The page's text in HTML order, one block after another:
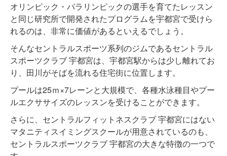
オリンピック・パラリンピックの選手を育てたレッスン
と同じ研究所で開発されたプログラムを宇都宮で受けら
れるのは、非常に価値があるといえるでしょう。
そんなセントラルスポーツ系列のジムであるセントラル
スポーツクラブ 宇都宮は、宇都宮駅からは少し離れてお
り、田川がそばを流れる住宅街に位置します。
プールは25ｍ×7レーンと大規模で、各種水泳種目やプー
ルエクササイズのレッスンを受けることができます。
さらに、セントラルフィットネスクラブ 宇都宮にはない
マタニティスイミングスクールが用意されているのも、
セントラルスポーツクラブ 宇都宮の大きな特徴の一つで